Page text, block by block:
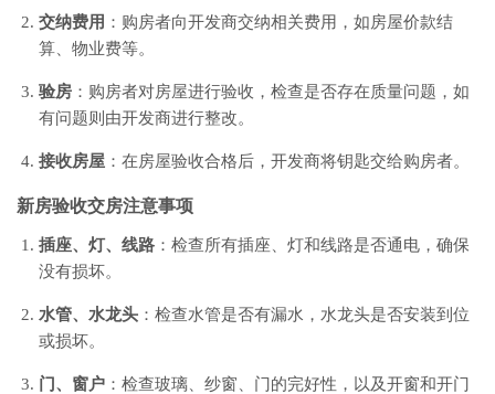
交纳费用 ：购房者向开发商交纳相关费用，如房屋价款结
算、物业费等。
验房 ：购房者对房屋进行验收，检查是否存在质量问题，如
有问题则由开发商进行整改。
接收房屋 ：在房屋验收合格后，开发商将钥匙交给购房者。
新房验收交房注意事项
插座、灯、线路 ：检查所有插座、灯和线路是否通电，确保
没有损坏。
水管、水龙头 ：检查水管是否有漏水，水龙头是否安装到位
或损坏。
门、窗户 ：检查玻璃、纱窗、门的完好性，以及开窗和开门